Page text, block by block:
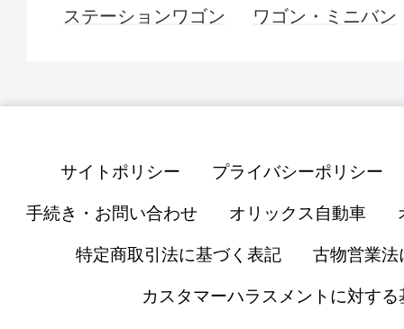
ステーションワゴン
ワゴン・ミニバン
サイトポリシー プライバシーポリシー
手続き・お問い合わせ オリックス自動車
特定商取引法に基づく表記 古物営業法
カスタマーハラスメントに対する